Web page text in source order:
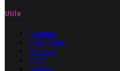
Utile
Program
Evenimente
Parteneri
Blog
Contact